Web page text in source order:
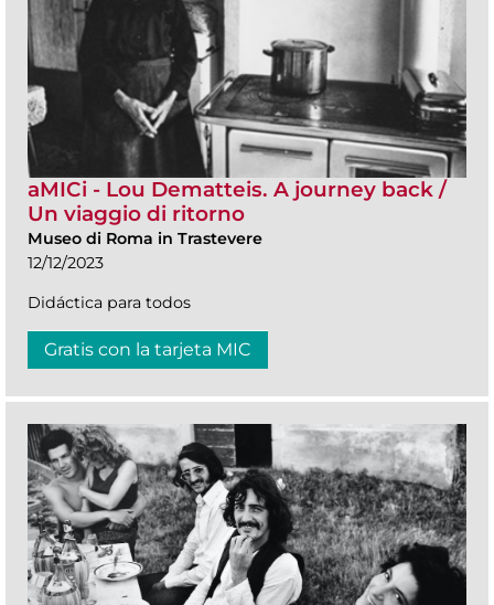
aMICi - Lou Dematteis. A journey back /
Un viaggio di ritorno
Museo di Roma in Trastevere
12/12/2023
Didáctica para todos
Gratis con la tarjeta MIC